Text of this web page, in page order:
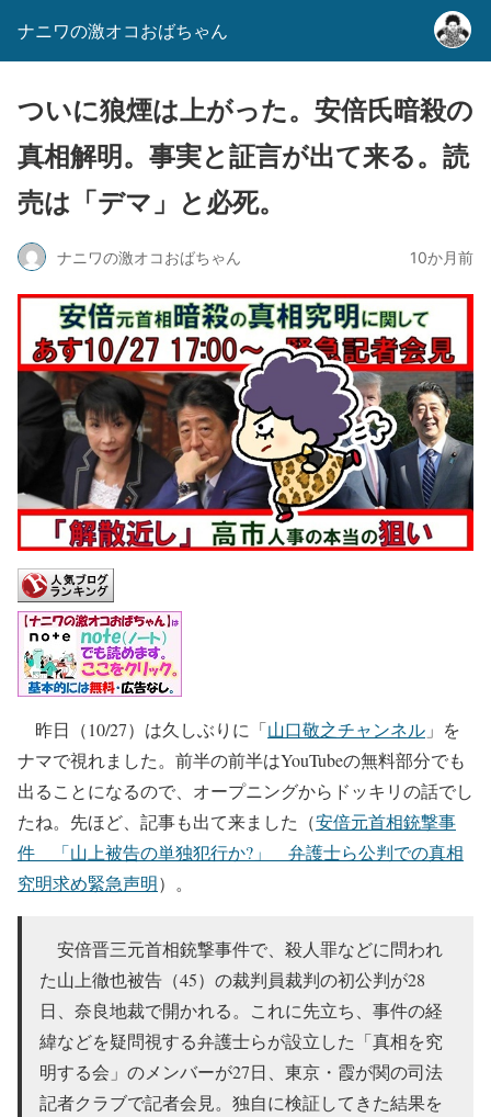
ナニワの激オコおばちゃん
ついに狼煙は上がった。安倍氏暗殺の
真相解明。事実と証言が出て来る。読
売は「デマ」と必死。
ナニワの激オコおばちゃん 10か月前
昨日（10/27）は久しぶりに「山口敬之チャンネル 」を
ナマで視れました。前半の前半はYouTubeの無料部分でも
出ることになるので、オープニングからドッキリの話でし
たね。先ほど、記事も出て来ました（安倍元首相銃撃事
件 「山上被告の単独犯行か?」 弁護士ら公判での真相
究明求め緊急声明）。
安倍晋三元首相銃撃事件で、殺人罪などに問われ
た山上徹也被告（45）の裁判員裁判の初公判が28
日、奈良地裁で開かれる。これに先立ち、事件の経
緯などを疑問視する弁護士らが設立した「真相を究
明する会」のメンバーが27日、東京・霞が関の司法
記者クラブで記者会見。独自に検証してきた結果を